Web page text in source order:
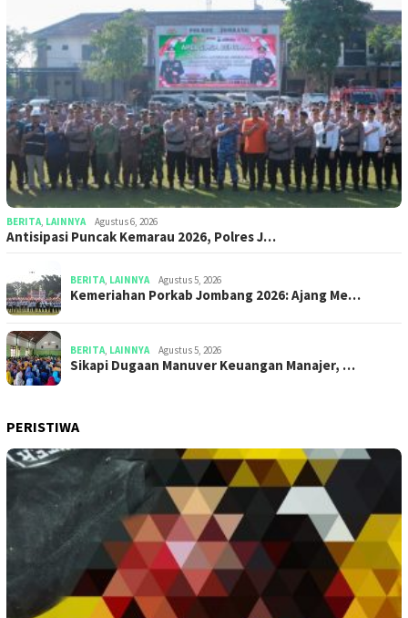
BERITA, LAINNYA Agustus 6, 2026
Antisipasi Puncak Kemarau 2026, Polres J…
BERITA, LAINNYA Agustus 5, 2026
Kemeriahan Porkab Jombang 2026: Ajang Me…
BERITA, LAINNYA Agustus 5, 2026
Sikapi Dugaan Manuver Keuangan Manajer, …
PERISTIWA